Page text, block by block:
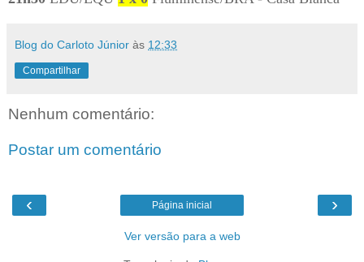
Blog do Carloto Júnior às 12:33
Compartilhar
Nenhum comentário:
Postar um comentário
‹ ›
Página inicial
Ver versão para a web